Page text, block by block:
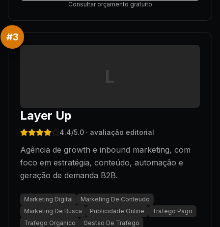
Consultar orçamento gratuito
#3
L
Layer Up
4.4/5.0 · avaliação editorial
Agência de growth e inbound marketing, com
foco em estratégia, conteúdo, automação e
geração de demanda B2B.
Marketing Digital
Marketing De Conteudo
Marketing De Busca
Publicidade Online
Trafego Pago
Trafego Organico
Gestao De Trafego